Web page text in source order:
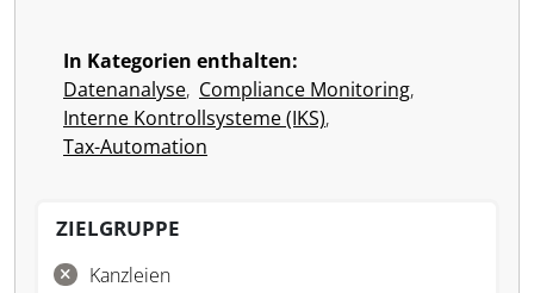
In Kategorien enthalten:
Datenanalyse, Compliance Monitoring,
Interne Kontrollsysteme (IKS),
Tax-Automation
ZIELGRUPPE
Kanzleien